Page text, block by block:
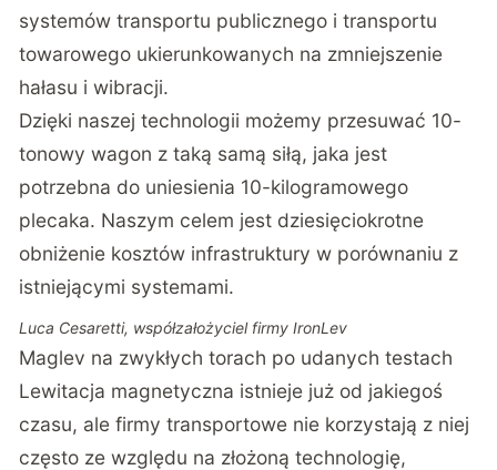
systemów transportu publicznego i transportu
towarowego ukierunkowanych na zmniejszenie
hałasu i wibracji.
Dzięki naszej technologii możemy przesuwać 10-
tonowy wagon z taką samą siłą, jaka jest
potrzebna do uniesienia 10-kilogramowego
plecaka. Naszym celem jest dziesięciokrotne
obniżenie kosztów infrastruktury w porównaniu z
istniejącymi systemami.
Luca Cesaretti, współzałożyciel firmy IronLev
Maglev na zwykłych torach po udanych testach
Lewitacja magnetyczna istnieje już od jakiegoś
czasu, ale firmy transportowe nie korzystają z niej
często ze względu na złożoną technologię,